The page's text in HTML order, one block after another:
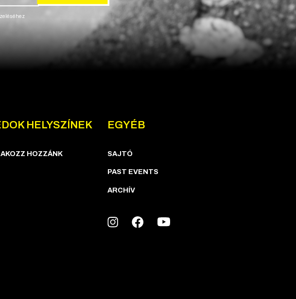
HELYSZÍNEK
HOZZÁNK
EGYÉB
SAJTÓ
PAST EVENTS
ARCHÍV